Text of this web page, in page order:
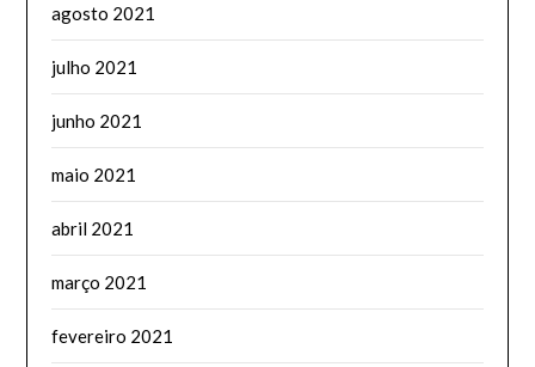
agosto 2021
julho 2021
junho 2021
maio 2021
abril 2021
março 2021
fevereiro 2021